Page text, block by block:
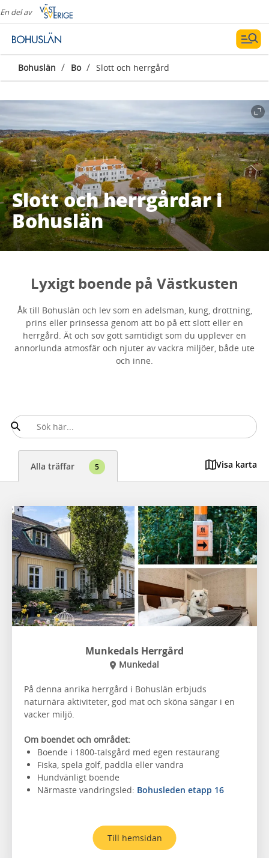
En del av
Bohuslän / Bo / Slott och herrgård
Slott och herrgårdar i
Bohuslän
Lyxigt boende på Västkusten
Åk till Bohuslän och lev som en adelsman, kung, drottning,
prins eller prinsessa genom att bo på ett slott eller en
herrgård. Ät och sov gott samtidigt som du upplever en
annorlunda atmosfär och njuter av vackra miljöer, både ute
och inne.
Alla träffar 5 Visa karta
Munkedals Herrgård
Munkedal
På denna anrika herrgård i Bohuslän erbjuds
naturnära aktiviteter, god mat och sköna sängar i en
vacker miljö.
Om boendet och området:
Boende i 1800-talsgård med egen restaurang
Fiska, spela golf, paddla eller vandra
Hundvänligt boende
Närmaste vandringsled: Bohusleden etapp 16
Till hemsidan